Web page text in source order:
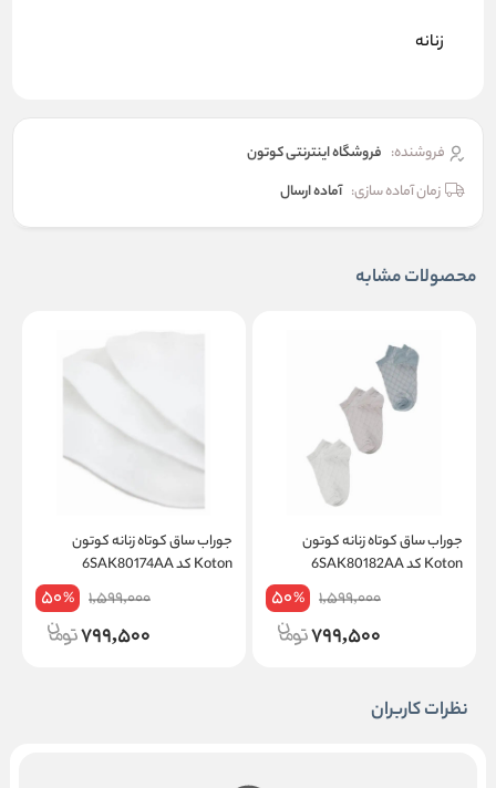
زنانه
فروشنده: فروشگاه اینترنتی کوتون
زمان آماده سازی: آماده ارسال
محصولات مشابه
جوراب ساق کوتاه زنانه کوتون
Koton کد 6SAK80182AA
1,599,000
50%
799,500
جوراب ساق کوتاه زنانه کوتون
Koton کد 6SAK80174AA
1,599,000
50%
799,500
نظرات کاربران